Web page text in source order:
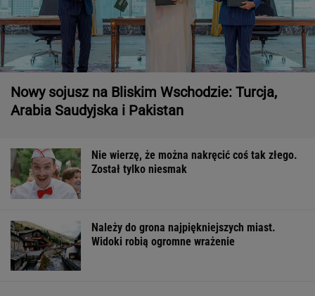
Nowy sojusz na Bliskim Wschodzie: Turcja,
Arabia Saudyjska i Pakistan
Nie wierzę, że można nakręcić coś tak złego.
Został tylko niesmak
Należy do grona najpiękniejszych miast.
Widoki robią ogromne wrażenie